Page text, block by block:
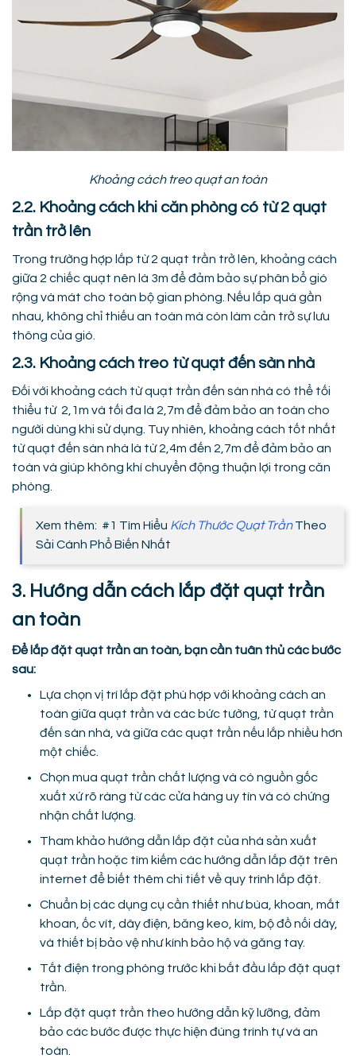
Khoảng cách treo quạt an toàn
2.2. Khoảng cách khi căn phòng có từ 2 quạt
trần trở lên
Trong trường hợp lắp từ 2 quạt trần trở lên, khoảng cách
giữa 2 chiếc quạt nên là 3m để đảm bảo sự phân bổ gió
rộng và mát cho toàn bộ gian phòng. Nếu lắp quá gần
nhau, không chỉ thiếu an toàn mà còn làm cản trở sự lưu
thông của gió.
2.3. Khoảng cách treo từ quạt đến sàn nhà
Đối với khoảng cách từ quạt trần đến sàn nhà có thể tối
thiểu từ 2,1m và tối đa là 2,7m để đảm bảo an toàn cho
người dùng khi sử dụng. Tuy nhiên, khoảng cách tốt nhất
từ quạt đến sàn nhà là từ 2,4m đến 2,7m để đảm bảo an
toàn và giúp không khí chuyển động thuận lợi trong căn
phòng.
Xem thêm: #1 Tìm Hiểu Kích Thước Quạt TrầnTheo
Sải Cánh Phổ Biến Nhất
3. Hướng dẫn cách lắp đặt quạt trần
an toàn
Để lắp đặt quạt trần an toàn, bạn cần tuân thủ các bước
sau:
Lựa chọn vị trí lắp đặt phù hợp với khoảng cách an
toàn giữa quạt trần và các bức tường, từ quạt trần
đến sàn nhà, và giữa các quạt trần nếu lắp nhiều hơn
một chiếc.
Chọn mua quạt trần chất lượng và có nguồn gốc
xuất xứ rõ ràng từ các cửa hàng uy tín và có chứng
nhận chất lượng.
Tham khảo hướng dẫn lắp đặt của nhà sản xuất
quạt trần hoặc tìm kiếm các hướng dẫn lắp đặt trên
internet để biết thêm chi tiết về quy trình lắp đặt.
Chuẩn bị các dụng cụ cần thiết như búa, khoan, mắt
khoan, ốc vít, dây điện, băng keo, kìm, bộ đồ nối dây,
và thiết bị bảo vệ như kính bảo hộ và găng tay.
Tắt điện trong phòng trước khi bắt đầu lắp đặt quạt
trần.
Lắp đặt quạt trần theo hướng dẫn kỹ lưỡng, đảm
bảo các bước được thực hiện đúng trình tự và an
toàn.